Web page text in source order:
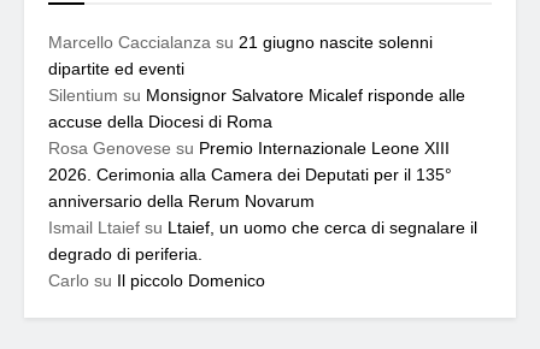
Marcello Caccialanza su 21 giugno nascite solenni
dipartite ed eventi
Silentium su Monsignor Salvatore Micalef risponde alle
accuse della Diocesi di Roma
Rosa Genovese su Premio Internazionale Leone XIII
2026. Cerimonia alla Camera dei Deputati per il 135°
anniversario della Rerum Novarum
Ismail Ltaief su Ltaief, un uomo che cerca di segnalare il
degrado di periferia.
Carlo su Il piccolo Domenico